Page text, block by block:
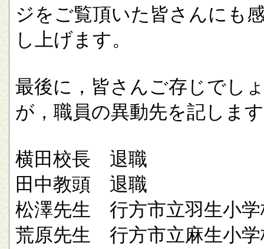
ジをご覧頂いた皆さんにも
し上げます。
最後に，皆さんご存じでし
が，職員の異動先を記しま
横田校長 退職
田中教頭 退職
松澤先生 行方市立羽生小学
荒原先生 行方市立麻生小学